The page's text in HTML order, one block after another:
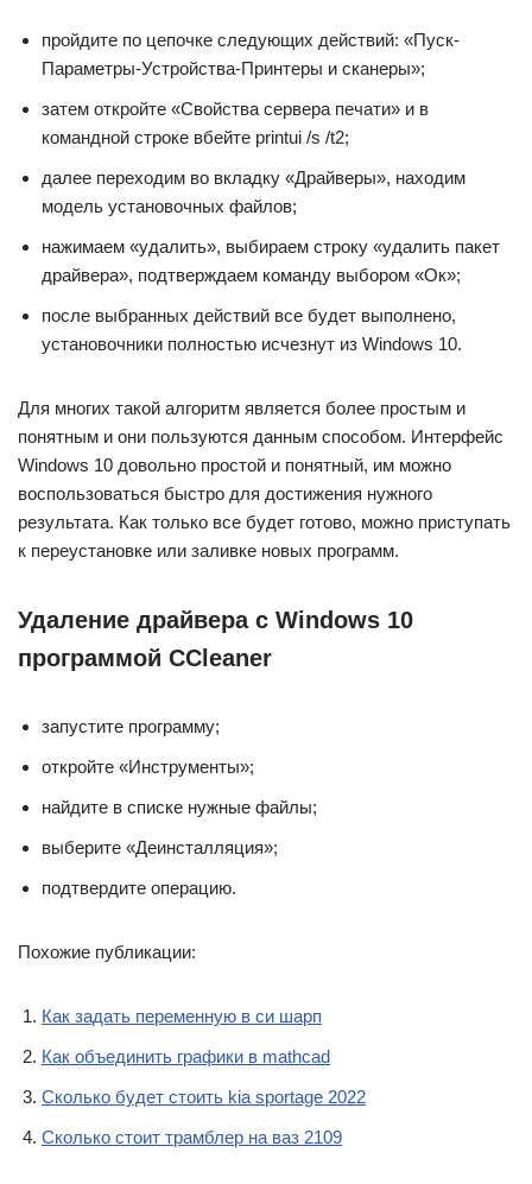
пройдите по цепочке следующих действий: «Пуск-
Параметры-Устройства-Принтеры и сканеры»;
затем откройте «Свойства сервера печати» и в
командной строке вбейте printui /s /t2;
далее переходим во вкладку «Драйверы», находим
модель установочных файлов;
нажимаем «удалить», выбираем строку «удалить пакет
драйвера», подтверждаем команду выбором «Ок»;
после выбранных действий все будет выполнено,
установочники полностью исчезнут из Windows 10.
Для многих такой алгоритм является более простым и
понятным и они пользуются данным способом. Интерфейс
Windows 10 довольно простой и понятный, им можно
воспользоваться быстро для достижения нужного
результата. Как только все будет готово, можно приступать
к переустановке или заливке новых программ.
Удаление драйвера с Windows 10
программой CCleaner
запустите программу;
откройте «Инструменты»;
найдите в списке нужные файлы;
выберите «Деинсталляция»;
подтвердите операцию.
Похожие публикации:
Как задать переменную в си шарп
Как объединить графики в mathcad
Сколько будет стоить kia sportage 2022
Сколько стоит трамблер на ваз 2109